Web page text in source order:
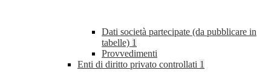
Dati società partecipate (da pubblicare in
tabelle) 1
Provvedimenti
Enti di diritto privato controllati 1